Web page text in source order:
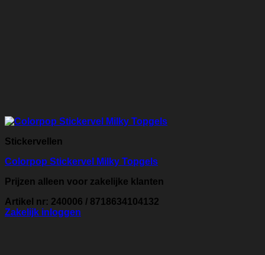
Stickervellen
Colorpop Stickervel Milky Topgels
Prijzen alleen voor zakelijke klanten
Artikel nr: 240006 / 8718634104132
Zakelijk inloggen